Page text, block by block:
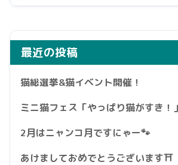
最近の投稿
猫総選挙&猫イベント開催！
ミニ猫フェス「やっぱり猫がすき！
2月はニャンコ月ですにゃー🐾
あけましておめでとうございます⛩️